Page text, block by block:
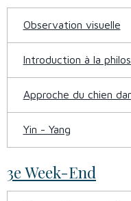
Observation visuelle
Introduction à la
Approche du chien
Yin - Yang
3e Week-End